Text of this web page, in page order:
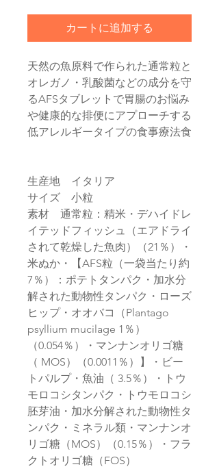
カートに追加する
天然の魚原料で作られた通常粒と
オレガノ・乳酸菌などの成分を守
るAFSタブレットで胃腸のお悩み
や健康的な排便にアプローチする
低アレルギータイプの食事療法食
生産地 イタリア
サイズ 小粒
素材 通常粒：精米・デハイドレ
イテッドフィッシュ（エアドライ
されて乾燥した魚肉）（21％）・
米ぬか・【AFS粒（一袋当たり約
7％）：ポテトタンパク・加水分
解された動物性タンパク・ローズ
ヒップ・オオバコ（Plantago
psyllium mucilage 1％）
（0.054％）・マンナンオリゴ糖
（ MOS）（0.0011％）】・ビー
トパルプ・魚油（ 3.5％）・トウ
モロコシタンパク・トウモロコシ
胚芽油・加水分解された動物性タ
ンパク・ミネラル類・マンナンオ
リゴ糖（MOS）（0.15％）・フラ
クトオリゴ糖（FOS）